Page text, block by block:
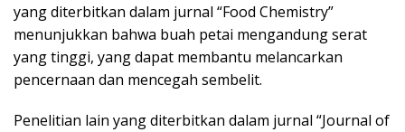
yang diterbitkan dalam jurnal “Food Chemistry”
menunjukkan bahwa buah petai mengandung serat
yang tinggi, yang dapat membantu melancarkan
pencernaan dan mencegah sembelit.
Penelitian lain yang diterbitkan dalam jurnal “Journal of